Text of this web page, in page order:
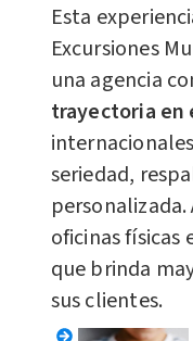
Esta
Excursiones
una agencia
trayectoria en
seriedad,
oficinas
que brinda
sus clientes.